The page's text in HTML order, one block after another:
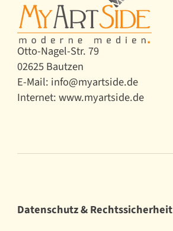
Otto-Nagel-Str. 79
02625 Bautzen
E-Mail: info@myartside.de
Internet: www.myartside.de
Datenschutz & Rechtssicherheit